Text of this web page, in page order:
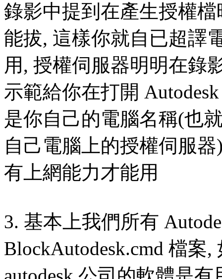
錄影中提到在產生授權
能拔, 這樣你就自已超譯
用, 授權伺服器明明在錄
示範給你在打開
是你自己的電腦名稱(也
自己電腦上的授權伺服
有上網能力才能用
3. 基本上我們所有
BlockAutodesk.cmd 檔案